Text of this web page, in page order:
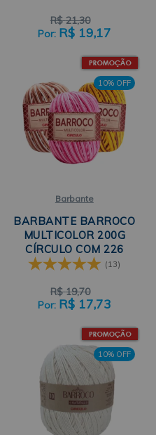
R$ 21,30
R$ 19,17
10% OFF
Barbante
BARBANTE BARROCO
MULTICOLOR 200G
CÍRCULO COM 226
METROS
(13)
R$ 19,70
R$ 17,73
10% OFF